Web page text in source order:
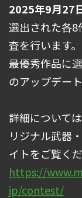
2025年9月27
選出された各8
査を行います。
最優秀作品に
のアップデー
詳細について
リジナル武器
イトをご覧くだ
https://
jp/contest/